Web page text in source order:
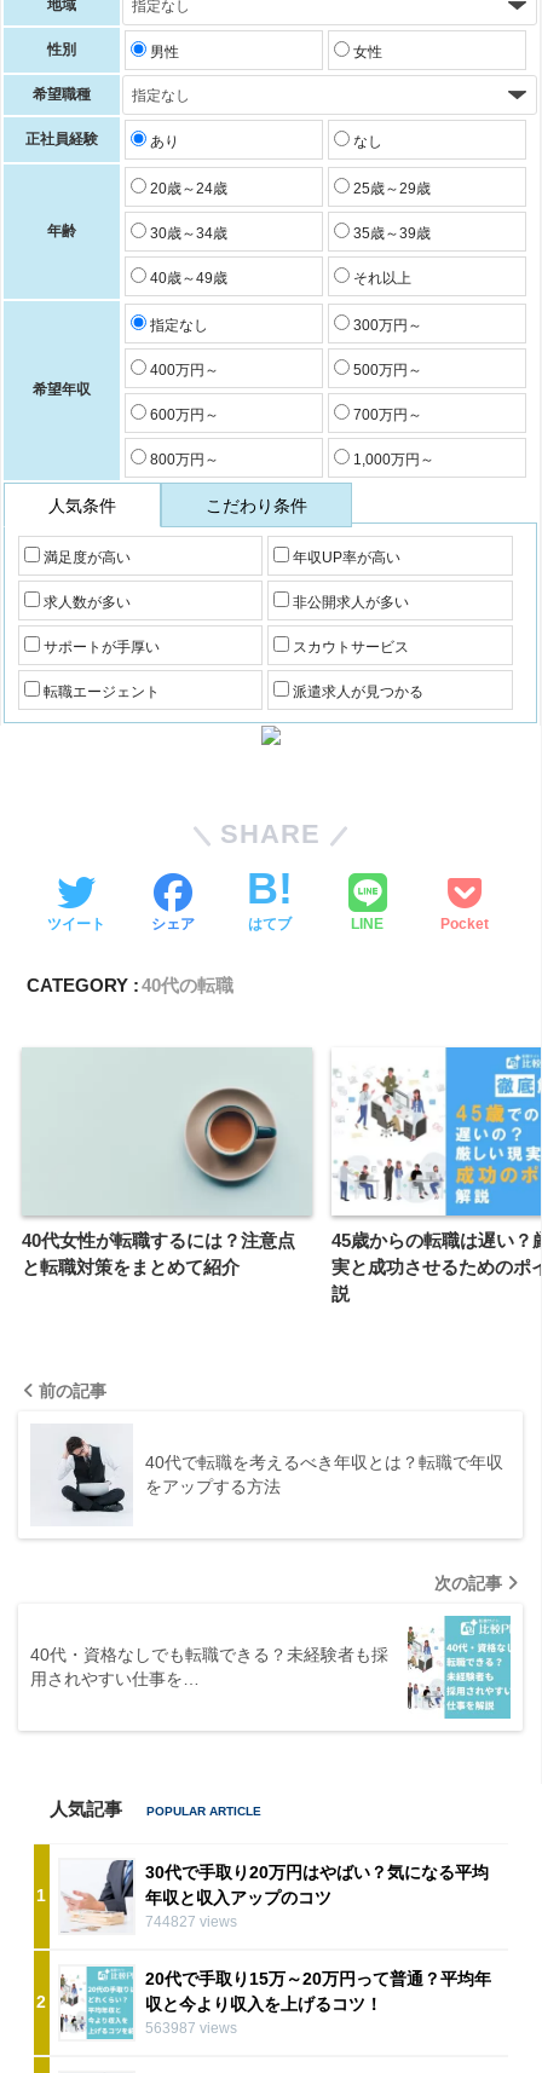
地域
性別 男性 女性
希望職種
正社員経験 あり なし
年齢
20歳～24歳 25歳～29歳
30歳～34歳 35歳～39歳
40歳～49歳 それ以上
希望年収
指定なし 300万円～
400万円～ 500万円～
600万円～ 700万円～
800万円～ 1,000万円～
人気条件 こだわり条件
満足度が高い 年収UP率が高い
求人数が多い 非公開求人が多い
サポートが手厚い スカウトサービス
転職エージェント 派遣求人が見つかる
SHARE
ツイート シェア はてブ LINE Pocket
CATEGORY :40代の転職
40代女性が転職するには？注意点
と転職対策をまとめて紹介
45歳からの転職は遅い？
実と成功させるためのポ
説
前の記事
40代で転職を考えるべき年収とは？転職で年収
をアップする方法
次の記事
40代・資格なしでも転職できる？未経験者も採
用されやすい仕事を…
人気記事
1
30代で手取り20万円はやばい？気になる平均
年収と収入アップのコツ
744827 views
2
20代で手取り15万～20万円って普通？平均年
収と今より収入を上げるコツ！
563987 views